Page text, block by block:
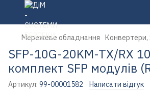
Мережеве обладнання Конвертери,
SFP-10G-20KM-TX/RX
комплект SFP модулів
Артикул: 99-00001582 Написати відгук